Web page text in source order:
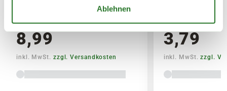
Ablehnen
8,99
inkl. MwSt. zzgl. Versandkosten
3,79
inkl. MwSt.zzgl.